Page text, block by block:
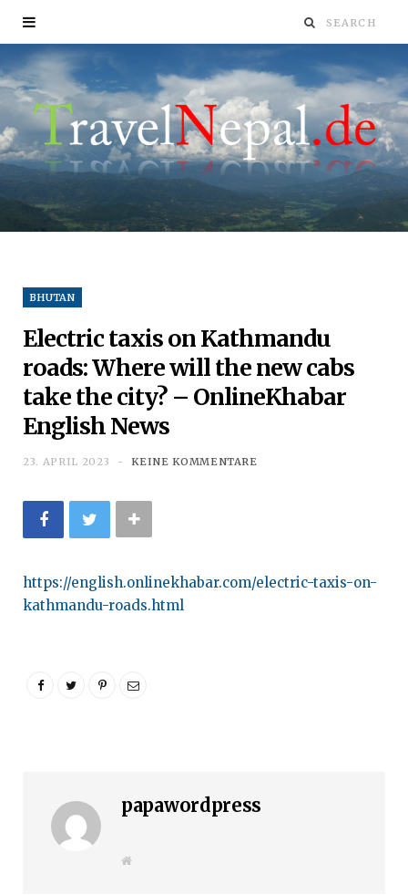
BHUTAN
Electric taxis on Kathmandu
roads: Where will the new cabs
take the city? – OnlineKhabar
English News
23. APRIL 2023 KEINE KOMMENTARE
https://english.onlinekhabar.com/electric-taxis-on-
kathmandu-roads.html
papawordpress
W